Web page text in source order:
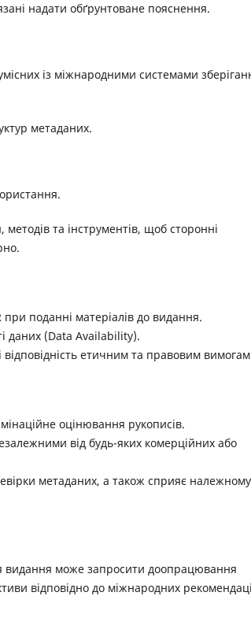
надати обґрунтоване пояснення.
із міжнародними системами
метаданих.
та інструментів, щоб сторонні
поданні матеріалів до видання.
даних (Data Availability).
відповідність етичним та правовим
оцінювання рукописів.
від будь-яких комерційних або
метаданих, а також сприяє належному
видання може запросити доопрацювання
відповідно до міжнародних